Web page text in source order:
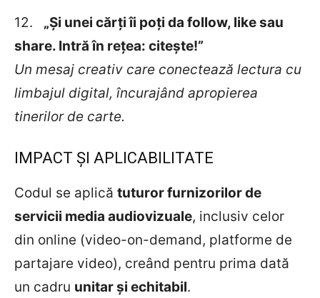
12. „Și unei cărți îi poți da follow, like sau
share. Intră în rețea: citește!”
Un mesaj creativ care conectează lectura cu
limbajul digital, încurajând apropierea
tinerilor de carte.
IMPACT ȘI APLICABILITATE
Codul se aplică tuturor furnizorilor de
servicii media audiovizuale, inclusiv celor
din online (video-on-demand, platforme de
partajare video), creând pentru prima dată
un cadru unitar și echitabil.